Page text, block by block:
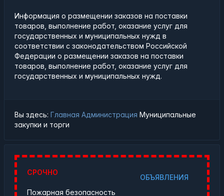
Информация о размещении заказов на поставки
товаров, выполнение работ, оказание услуг для
государственных и муниципальных нужд в
соответствии с законодательством Российской
Федерации о размещении заказов на поставки
товаров, выполнение работ, оказание услуг для
государственных и муниципальных нужд.
Вы здесь: Главная Администрация Муниципальные
закупки и торги
СРОЧНО
ОБЪЯВЛЕНИЯ
Пожарная безопасность